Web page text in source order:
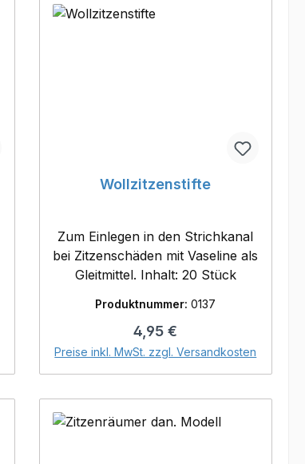
Wollzitzenstifte
Zum Einlegen in den Strichkanal
bei Zitzenschäden mit Vaseline als
Gleitmittel. Inhalt: 20 Stück
Produktnummer:0137
Regulärer Preis:
4,95 €
Preise inkl. MwSt. zzgl. Versandkosten
In den Warenkorb